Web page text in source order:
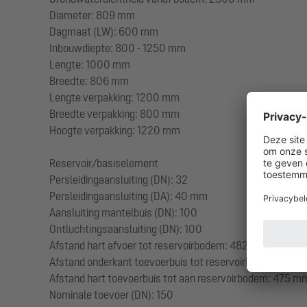
Diameter: 809 mm
Dagmaat (LW): 600 mm
Inbouwdiepte: 800 - 1250 mm
Lengte: 1000 mm
Breedte: 806 mm
Lengte verpakking: 1200 mm
Breedte verpakking: 800 mm
Hoogte verpakking: 1220 mm
Reservoir/basiselement
Persleidingaansluiting (DN): 32
Persleidingaansluiting (DA): 40 mm
Aansluiting mantelbuis (DN): 100
Ontluchtingsaansluiting (DN): 100
Afstand hart afvoer tot reservoirbodem: 482 mm
Afstand onderkant toevoerbuis tot reservoirbodem: 400
Afstand hart toevoerbuis tot aan reservoirbodem: 475
Nominale toevoer (DN): 150